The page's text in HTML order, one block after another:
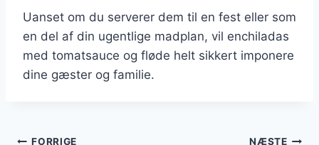
Uanset om du serverer dem til en fest eller som
en del af din ugentlige madplan, vil enchiladas
med tomatsauce og fløde helt sikkert imponere
dine gæster og familie.
FORRIGE NÆSTE